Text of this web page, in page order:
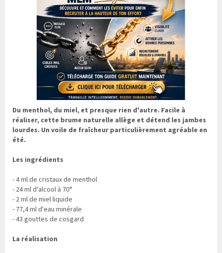
Du menthol, du miel, et presque rien d'autre. Facile à
réaliser, cette brume naturelle allège et détend les jambes
lourdes. Un voile de fraîcheur particulièrement agréable en
été.
Les ingrédients
- 4 ml de cristaux de menthol
- 24 ml d'alcool à 70°
- 2 ml de miel liquide
- 77,4 ml d'eau minérale
- 43 gouttes de cosgard
La réalisation